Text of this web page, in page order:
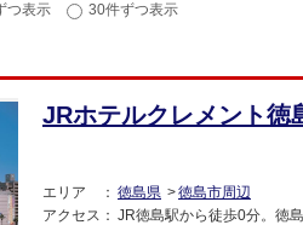
つ表示 30件ずつ表示
JRホテルクレメント徳
エリア 徳島県
徳島市周辺
アクセス
JR徳島駅から徒歩0分。徳